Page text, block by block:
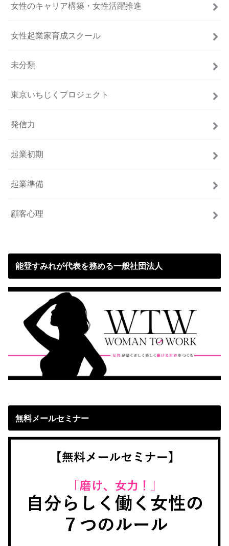
女性のキャリア構築・女性活躍推進
女性起業家育成スクール
未分類
東京いちじくプロジェクト
発信力
起業初期
起業準備
顧客心理
能登すみれが代表を務める一般社団法人
無料メールセミナー